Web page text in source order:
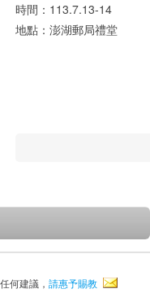
時間：113.7.13-14
地點：澎湖郵局禮堂
何建議， 請惠予賜教